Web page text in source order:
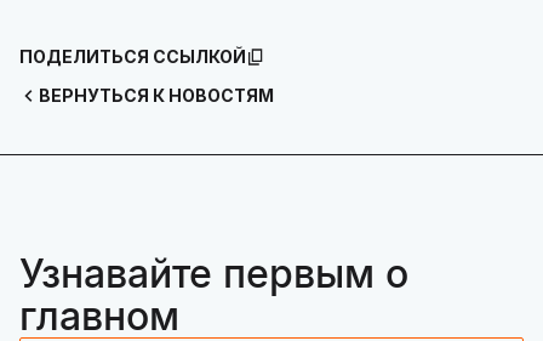
ВЕРНУТЬСЯ К НОВОСТЯМ
ПОДЕЛИТЬСЯ ССЫЛКОЙ
Узнавайте первым о
главном